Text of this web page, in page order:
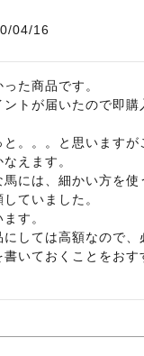
04/16
た商品です。
ントが届いたので即購
と。。。と思いますが
えます。
には、細かい方を使
ていました。
す。
しては高額なので、
いておくことをおす